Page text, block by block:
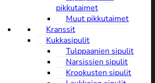
pikkutaimet
Muut pikkutaimet
Kranssit
Kukkasipulit
Tulppaanien sipulit
Narsissien sipulit
Krookusten sipulit